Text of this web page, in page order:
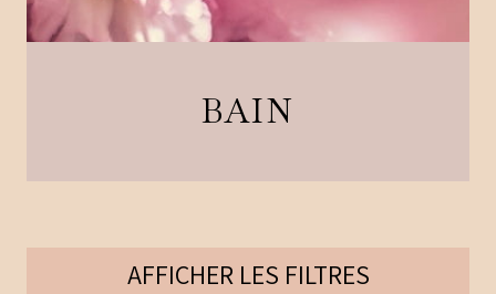
BAIN
AFFICHERLES FILTRES